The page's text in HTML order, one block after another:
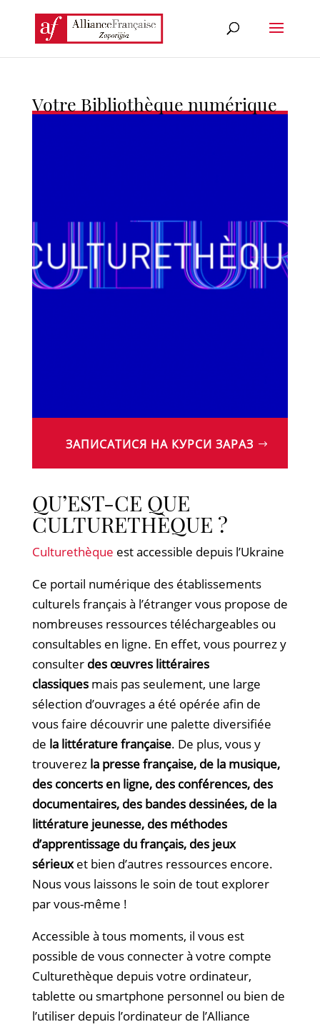
Votre Bibliothèque numérique
ЗАПИСАТИСЯ НА КУРСИ ЗАРАЗ
QU’EST-CE QUE
CULTURETHÈQUE ?
Culturethèque est accessible depuis l’Ukraine
Ce portail numérique des établissements
culturels français à l’étranger vous propose de
nombreuses ressources téléchargeables ou
consultables en ligne. En effet, vous pourrez y
consulter des œuvres littéraires
classiquesmais pas seulement, une large
sélection d’ouvrages a été opérée afin de
vous faire découvrir une palette diversifiée
de la littérature française. De plus, vous y
trouverez la presse française, de la musique,
des concerts en ligne, des conférences, des
documentaires, des bandes dessinées, de la
littérature jeunesse, des méthodes
d’apprentissage du français, des jeux
sérieuxet bien d’autres ressources encore.
Nous vous laissons le soin de tout explorer
par vous-même !
Accessible à tous moments, il vous est
possible de vous connecter à votre compte
Culturethèque depuis votre ordinateur,
tablette ou smartphone personnel ou bien de
l’utiliser depuis l’ordinateur de l’Alliance